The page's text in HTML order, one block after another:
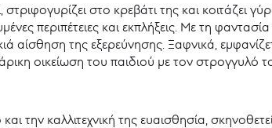
στο κρεβάτι της και κοιτάζει
περιπέτειες και εκπλήξεις. Με τη
αίσθηση της εξερεύνησης. Ξαφνικά,
οικείωση του παιδιού με τον
την καλλιτεχνική της ευαισθησία,